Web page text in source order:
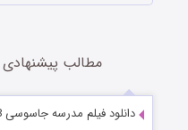
مطالب پیشنهادی
دانلود فیلم مدرسه جاسوسی Spy School 2008